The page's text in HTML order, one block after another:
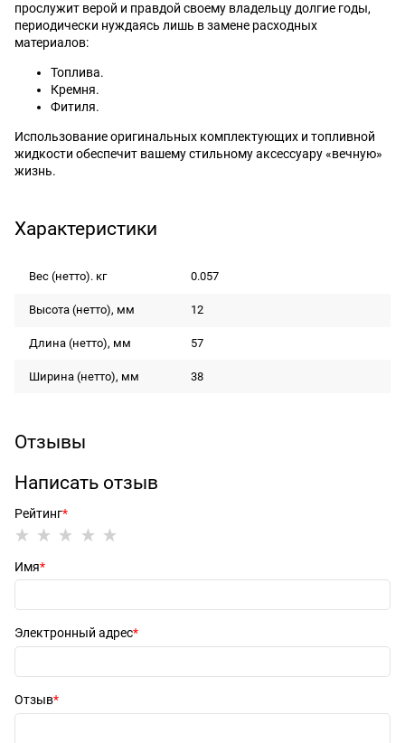
прослужит верой и правдой своему владельцу долгие годы,
периодически нуждаясь лишь в замене расходных
материалов:
Топлива.
Кремня.
Фитиля.
Использование оригинальных комплектующих и топливной
жидкости обеспечит вашему стильному аксессуару «вечную»
жизнь.
Характеристики
Вес (нетто). кг 0.057
Высота (нетто), мм 12
Длина (нетто), мм 57
Ширина (нетто), мм 38
Отзывы
Написать отзыв
Рейтинг
Имя
Электронный адрес
Отзыв